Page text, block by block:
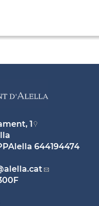
1
644194474